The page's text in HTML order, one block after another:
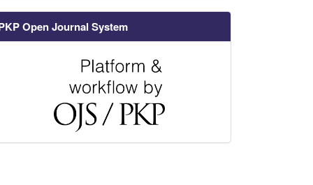
Open Journal System